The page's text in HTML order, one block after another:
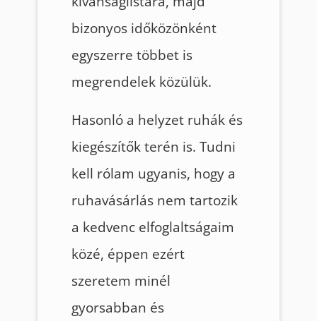
bizonyos időközönként
egyszerre többet is
megrendelek közülük.
Hasonló a helyzet ruhák és
kiegészítők terén is. Tudni
kell rólam ugyanis, hogy a
ruhavásárlás nem tartozik
a kedvenc elfoglaltságaim
közé, éppen ezért
szeretem minél
gyorsabban és